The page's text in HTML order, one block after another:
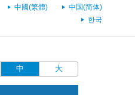
中國(繁體)
中国(简体)
한국
中 大